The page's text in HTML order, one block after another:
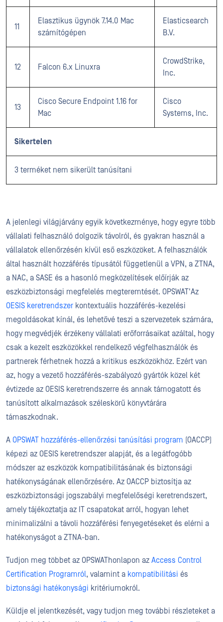
11
Elasztikus ügynök 7.14.0 Mac
számítógépen
Elasticsearch
B.V.
12 Falcon 6.x Linuxra
CrowdStrike,
Inc.
13
Cisco Secure Endpoint 1.16 for
Mac
Cisco
Systems, Inc.
Sikertelen
3 terméket nem sikerült tanúsítani
A jelenlegi világjárvány egyik következménye, hogy egyre több
vállalati felhasználó dolgozik távolról, és gyakran használ a
vállalatok ellenőrzésén kívül eső eszközöket. A felhasználók
által használt hozzáférés típusától függetlenül a VPN, a ZTNA,
a NAC, a SASE és a hasonló megközelítések előírják az
eszközbiztonsági megfelelés megteremtését. OPSWAT'Az
OESIS keretrendszer kontextuális hozzáférés-kezelési
megoldásokat kínál, és lehetővé teszi a szervezetek számára,
hogy megvédjék érzékeny vállalati erőforrásaikat azáltal, hogy
csak a kezelt eszközökkel rendelkező végfelhasználók és
partnerek férhetnek hozzá a kritikus eszközökhöz. Ezért van
az, hogy a vezető hozzáférés-szabályozó gyártók közel két
évtizede az OESIS keretrendszerre és annak támogatott és
tanúsított alkalmazások széleskörű könyvtárára
támaszkodnak.
A OPSWAT hozzáférés-ellenőrzési tanúsítási program (OACCP)
képezi az OESIS keretrendszer alapját, és a legátfogóbb
módszer az eszközök kompatibilitásának és biztonsági
hatékonyságának ellenőrzésére. Az OACCP biztosítja az
eszközbiztonsági jogszabályi megfelelőségi keretrendszert,
amely tájékoztatja az IT csapatokat arról, hogyan lehet
minimalizálni a távoli hozzáférési fenyegetéseket és elérni a
hatékonyságot a ZTNA-ban.
Tudjon meg többet az OPSWAThonlapon az Access Control
Certification Programról, valamint a kompatibilitási és
biztonsági hatékonysági kritériumokról.
Küldje el jelentkezését, vagy tudjon meg további részleteket a